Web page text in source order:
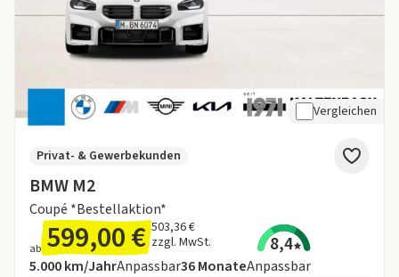
Vergleichen
BMW M2
Coupé *Bestellaktion*
Privat- & Gewerbekunden
ab 599,00 € 503,36 €
zzgl. MwSt.
8,4
Angebotsdetails:
Inklusive Laufleistung
5.000 km/JahrAnpassbarLaufzeit
36MonateAnpassbar